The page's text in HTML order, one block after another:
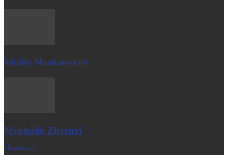
Vitaliy Slastianykov
Mykhailo Zhyrnyi
| Більше →